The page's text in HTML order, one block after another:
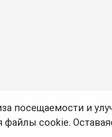
посещаемости и
файлы cookie.